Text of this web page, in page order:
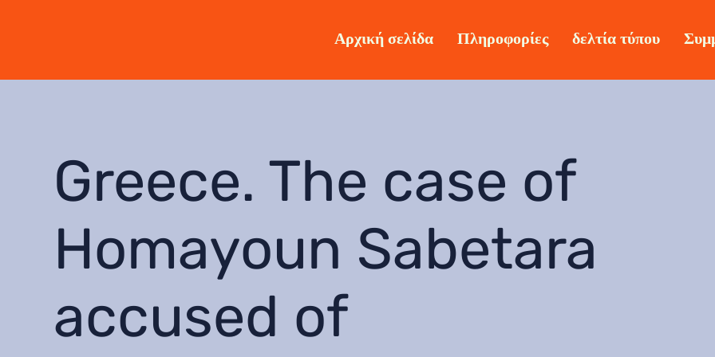
Αρχική σελίδα Πληροφορίες δελτία τύπου
Greece. The case of
Homayoun Sabetara
accused of